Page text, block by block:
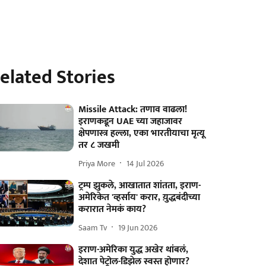
Stories
Missile Attack: तणाव वाढला!
इराणकडून UAE च्या जहाजावर
क्षेपणास्त्र हल्ला, एका भारतीयाचा मृत्यू
तर ८ जखमी
Priya More 14 Jul 2026
ट्रम्प झुकले, आखातात शांतता, इराण-
अमेरिकेत 'व्हर्साय' करार, य़ुद्धबंदीच्या
करारात नेमकं काय?
Saam Tv 19 Jun 2026
इराण-अमेरिका युद्ध अखेर थांबलं,
देशात पेट्रोल-डिझेल स्वस्त होणार?